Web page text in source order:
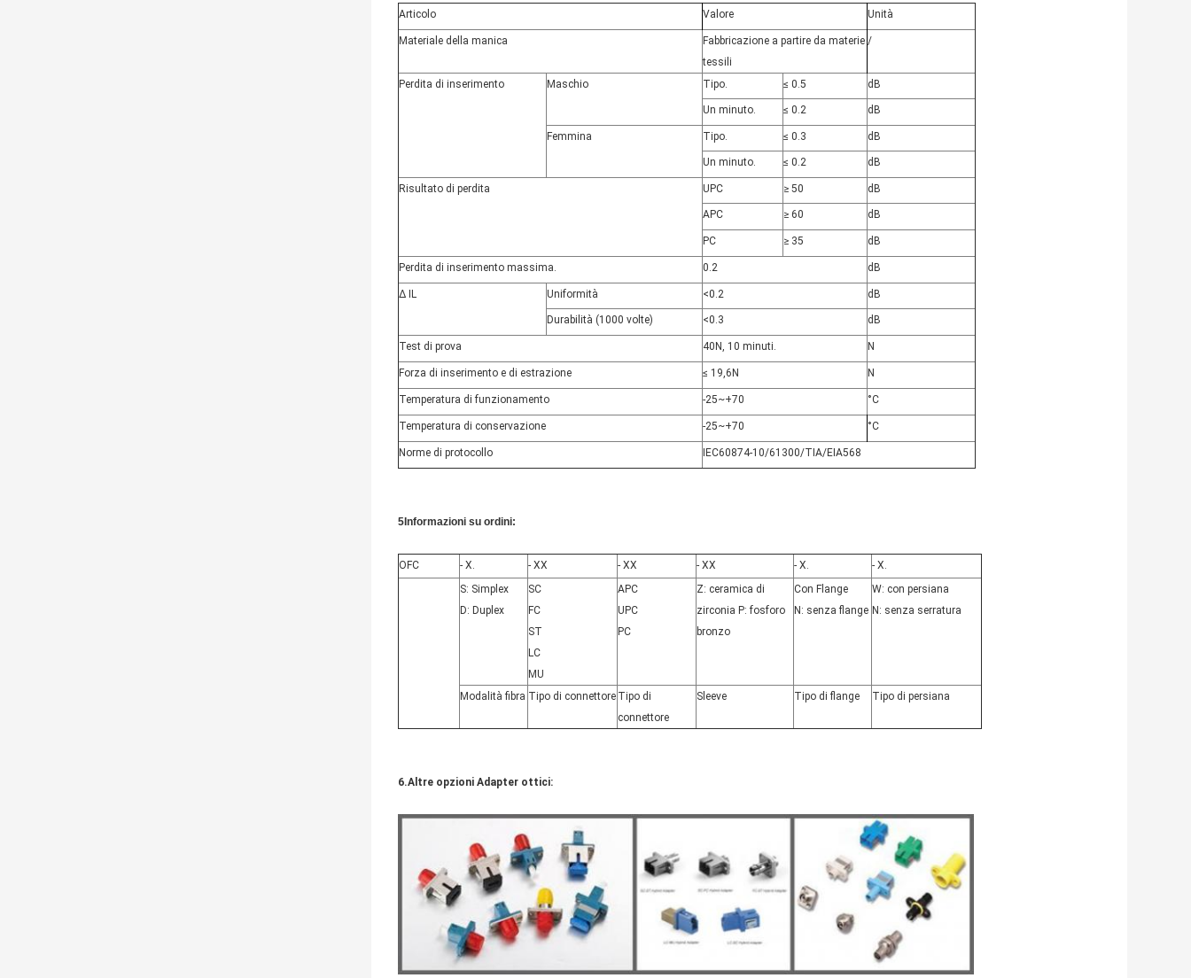
Articolo Valore Unità
Materiale della manica
Fabbricazione a partire da materie
tessili
/
Perdita di inserimento Maschio Tipo. ≤ 0.5 dB
Un minuto. ≤ 0.2 dB
Femmina Tipo. ≤ 0.3 dB
Un minuto. ≤ 0.2 dB
Risultato di perdita UPC ≥ 50 dB
APC ≥ 60 dB
PC ≥ 35 dB
Perdita di inserimento massima. 0.2 dB
∆ IL Uniformità <0.2 dB
Durabilità (1000 volte) <0.3 dB
Test di prova 40N, 10 minuti. N
Forza di inserimento e di estrazione ≤ 19,6N N
Temperatura di funzionamento -25~+70 °C
Temperatura di conservazione -25~+70 °C
Norme di protocollo IEC60874-10/61300/TIA/EIA568
5Informazioni su ordini:
OFC - X. - XX - XX - XX - X.
- X.
S: Simplex
D: Duplex
SC
FC
ST
LC
MU
APC
UPC
PC
Z: ceramica di
zirconia P: fosforo
bronzo
Con Flange
N: senza flange
W: con persiana
N: senza serratura
Modalità fibra Tipo di connettore Tipo di
connettore
Sleeve Tipo di flange Tipo di persiana
6.Altre opzioni Adapter ottici: